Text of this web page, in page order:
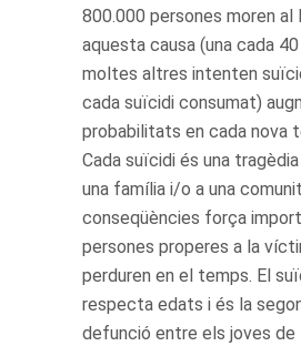
800.000 persones moren al
aquesta causa (una cada
moltes altres intenten
cada suïcidi consumat)
probabilitats en cada nova
Cada suïcidi és una
una família i/o a una
conseqüències força
persones properes a la
perduren en el temps. El
respecta edats i és la
defunció entre els joves de